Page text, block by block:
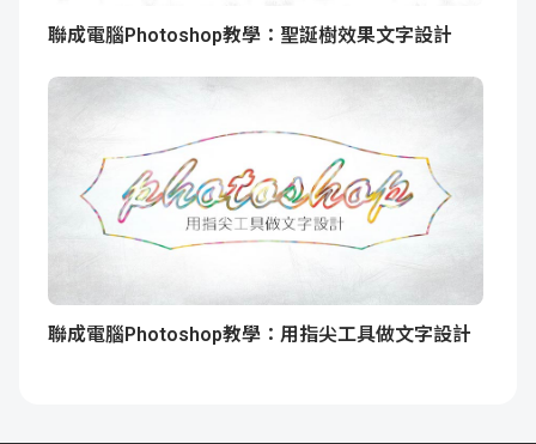
聯成電腦Photoshop教學：聖誕樹效果文字設計
聯成電腦Photoshop教學：用指尖工具做文字設計